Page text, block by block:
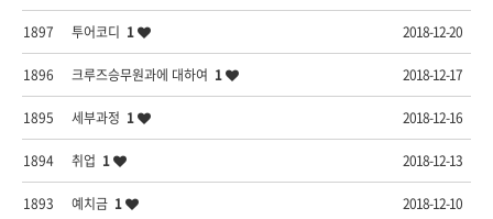
1897 투어코디 1 2018-12-20
1896 크루즈승무원과에 대하여 1 2018-12-17
1895 세부과정 1 2018-12-16
1894 취업 1 2018-12-13
1893 예치금 1 2018-12-10